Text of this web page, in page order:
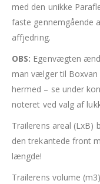
med den unikke
faste gennemgående
affjedring.
OBS: Egenvægten
man vælger til
hermed – se under
noteret ved valg af
Trailerens areal (LxB)
den trekantede front
længde!
Trailerens volume